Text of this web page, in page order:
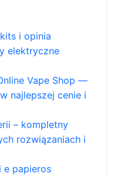
i opinia
elektryczne
Vape Shop —
najlepszej cenie i
– kompletny
rozwiązaniach i
e papieros